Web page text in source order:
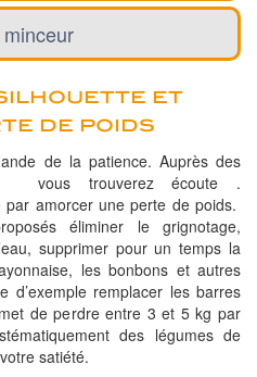
et
de poids
de la patience. Auprès des
vous trouverez écoute .
amorcer une perte de poids.
éliminer le grignotage,
supprimer pour un temps la
les bonbons et autres
d’exemple remplacer les barres
de perdre entre 3 et 5 kg par
des légumes de
satiété.